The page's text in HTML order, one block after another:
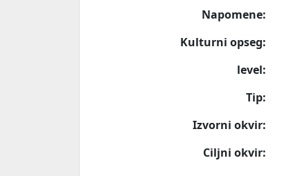
Napomene:
Kulturni opseg:
level:
Tip:
Izvorni okvir:
Ciljni okvir: